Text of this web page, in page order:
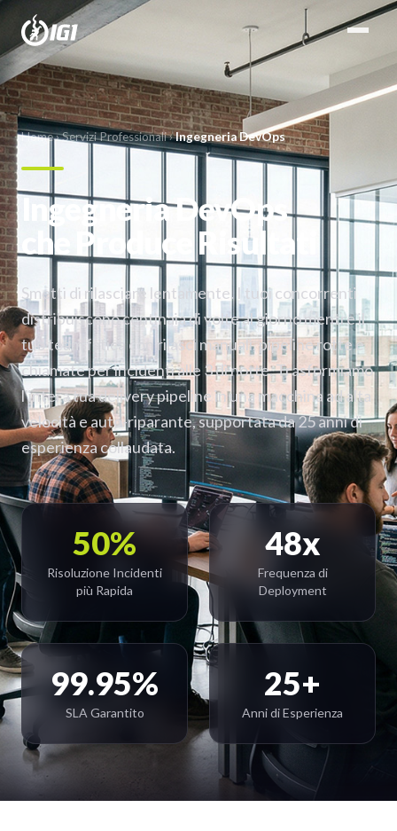
Home›Servizi Professionali›Ingegneria DevOps
Ingegneria DevOps
che Produce Risultati
Smetti di rilasciare lentamente. I tuoi concorrenti
distribuiscono centinaia di volte al giorno mentre il
tuo team fatica con rilasci manuali, pipeline rotte e
chiamate per incidenti alle 3 di notte. Trasformiamo
l'intera tua delivery pipeline in una macchina ad alta
velocità e auto-riparante, supportata da 25 anni di
esperienza collaudata.
50%
Risoluzione Incidenti
più Rapida
48x
Frequenza di
Deployment
99.95%
SLA Garantito
25+
Anni di Esperienza